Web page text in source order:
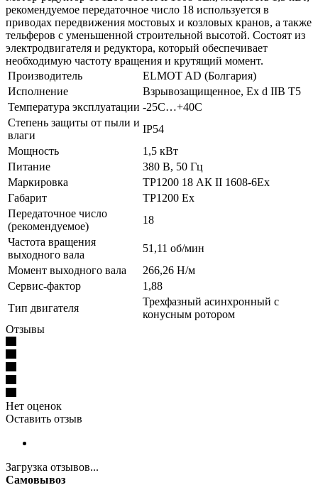
рекомендуемое передаточное число 18 используется в
приводах передвижения мостовых и козловых кранов, а также
тельферов с уменьшенной строительной высотой. Состоят из
электродвигателя и редуктора, который обеспечивает
необходимую частоту вращения и крутящий момент.
Производитель
ELMOT AD (Болгария)
Исполнение
Взрывозащищенное, Ex d IIB T5
Температура эксплуатации -25С…+40С
Степень защиты от пыли и
влаги
IP54
Мощность
1,5 кВт
Питание
380 В, 50 Гц
Маркировка
ТР1200 18 АК II 1608-6Ех
Габарит
ТР1200 Ех
Передаточное число
(рекомендуемое)
18
Частота вращения
выходного вала
51,11 об/мин
Момент выходного вала
266,26 Н/м
Сервис-фактор
1,88
Тип двигателя
Трехфазный асинхронный с
конусным ротором
Отзывы
Нет оценок
Оставить отзыв
Загрузка отзывов...
Самовывоз